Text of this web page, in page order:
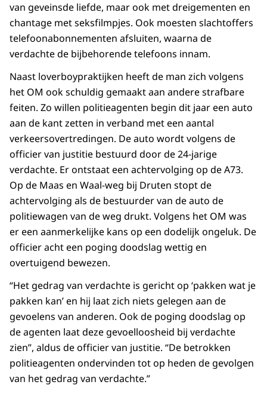
van geveinsde liefde, maar ook met dreigementen en
chantage met seksfilmpjes. Ook moesten slachtoffers
telefoonabonnementen afsluiten, waarna de
verdachte de bijbehorende telefoons innam.
Naast loverboypraktijken heeft de man zich volgens
het OM ook schuldig gemaakt aan andere strafbare
feiten. Zo willen politieagenten begin dit jaar een auto
aan de kant zetten in verband met een aantal
verkeersovertredingen. De auto wordt volgens de
officier van justitie bestuurd door de 24-jarige
verdachte. Er ontstaat een achtervolging op de A73.
Op de Maas en Waal-weg bij Druten stopt de
achtervolging als de bestuurder van de auto de
politiewagen van de weg drukt. Volgens het OM was
er een aanmerkelijke kans op een dodelijk ongeluk. De
officier acht een poging doodslag wettig en
overtuigend bewezen.
“Het gedrag van verdachte is gericht op ‘pakken wat je
pakken kan’ en hij laat zich niets gelegen aan de
gevoelens van anderen. Ook de poging doodslag op
de agenten laat deze gevoelloosheid bij verdachte
zien”, aldus de officier van justitie. “De betrokken
politieagenten ondervinden tot op heden de gevolgen
van het gedrag van verdachte.”